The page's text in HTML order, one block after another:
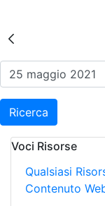
Risultati
Ricerca
Voci Risorse
Qualsiasi
Contenuto